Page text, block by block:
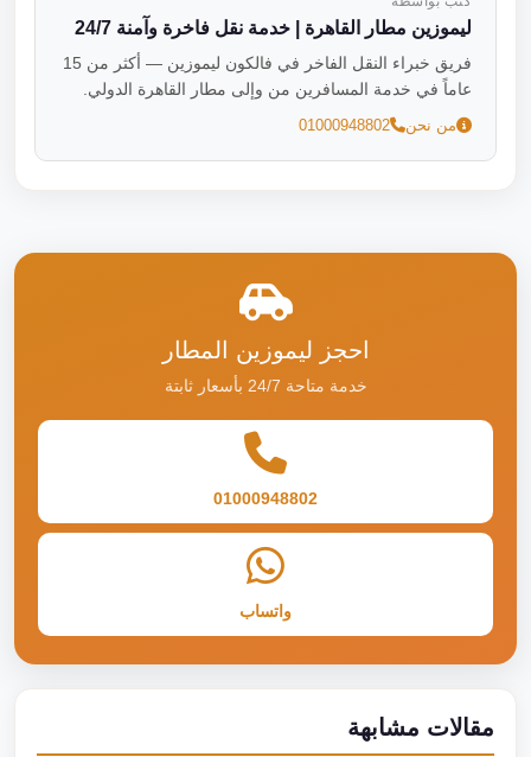
ليموزين مطار القاهرة | خدمة نقل فاخرة وآمنة 24/7
فريق خبراء النقل الفاخر في فالكون ليموزين — أكثر من 15
عاماً في خدمة المسافرين من وإلى مطار القاهرة الدولي.
من نحن 01000948802
احجز ليموزين المطار
خدمة متاحة 24/7 بأسعار ثابتة
01000948802
واتساب
مقالات مشابهة